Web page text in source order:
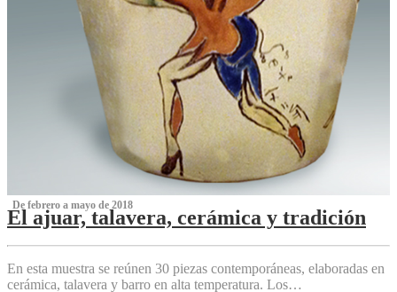
‌ De febrero a mayo de 2018
El ajuar, talavera, cerámica y tradición
‌
En esta muestra se reúnen 30 piezas contemporáneas, elaboradas en
cerámica, talavera y barro en alta temperatura. Los…